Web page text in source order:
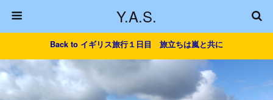
Y.A.S.
Back to イギリス旅行１日目 旅立ちは嵐と共に